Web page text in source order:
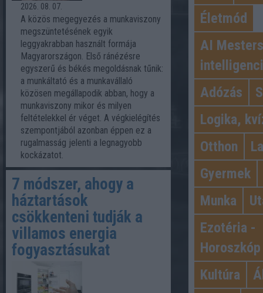
2026. 08. 07.
A közös megegyezés a munkaviszony
megszüntetésének egyik
leggyakrabban használt formája
Magyarországon. Első ránézésre
egyszerű és békés megoldásnak tűnik:
a munkáltató és a munkavállaló
közösen megállapodik abban, hogy a
munkaviszony mikor és milyen
feltételekkel ér véget. A végkielégítés
szempontjából azonban éppen ez a
rugalmasság jelenti a legnagyobb
kockázatot.
7 módszer, ahogy a
háztartások
csökkenteni tudják a
villamos energia
fogyasztásukat
Életmód
AI
Adózás
Logika,
Otthon
Gyermek
Munka
Ezotéria -
Horoszkóp
Kultúra